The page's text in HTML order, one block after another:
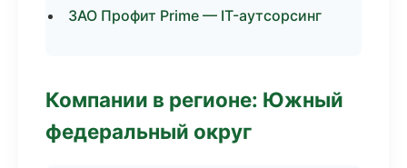
ЗАО Профит Prime — IT-аутсорсинг
Компании в регионе: Южный
федеральный округ